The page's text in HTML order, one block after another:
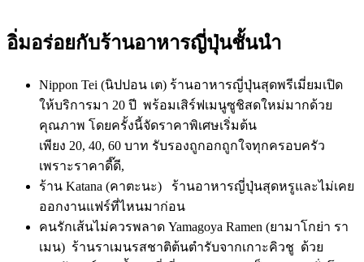
อิ่มอร่อยกับร้านอาหารญี่ปุ่นชั้นนำ
Nippon Tei (นิปปอน เต) ร้านอาหารญี่ปุ่นสุดพรีเมี่ยมเปิด
ให้บริการมา 20 ปี พร้อมเสิร์ฟเมนูซูชิสดใหม่มากด้วย
คุณภาพ โดยครั้งนี้จัดราคาพิเศษเริ่มต้น
เพียง 20, 40, 60 บาท รับรองถูกอกถูกใจทุกครอบครัว
เพราะราคาดี๊ดี,
ร้าน Katana (คาตะนะ) ร้านอาหารญี่ปุ่นสุดหรูและไม่เคย
ออกงานแฟร์ที่ไหนมาก่อน
คนรักเส้นไม่ควรพลาด Yamagoya Ramen (ยามาโกย่า รา
เมน) ร้านราเมนรสชาติต้นตำรับจากเกาะคิวชู ด้วย